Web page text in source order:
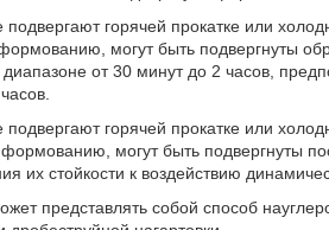
горячей прокатке или
могут быть подвергнуты
от 30 минут до 2 часов,
горячей прокатке или
могут быть подвергнуты
их стойкости к воздействию
представлять собой способ